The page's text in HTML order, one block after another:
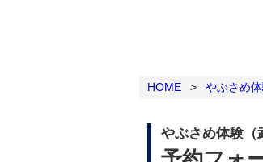
HOME > やぶさめ
やぶさめ体験（